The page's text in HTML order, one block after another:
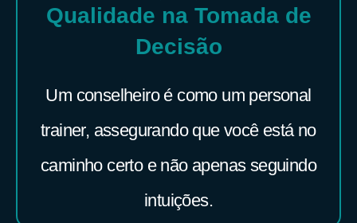
Qualidade na Tomada de
Decisão
Um conselheiro é como um personal
trainer, assegurando que você está no
caminho certo e não apenas seguindo
intuições.